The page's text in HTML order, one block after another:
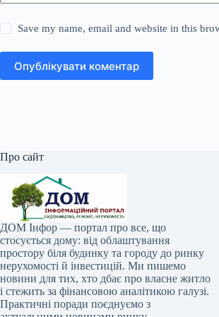
Save my name, email and website in this
Опублікувати коментар
Про сайт
ДОМ Інфор — портал про все, що
стосується дому: від облаштування
простору біля будинку та городу до ринку
нерухомості й інвестицій. Ми пишемо
новини для тих, хто дбає про власне житло
і стежить за фінансовою аналітикою галузі.
Практичні поради поєднуємо з